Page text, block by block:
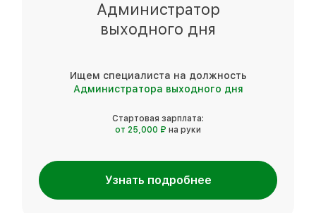
Администратор
выходного дня
Ищем специалиста на должность
Администратора выходного дня
Стартовая зарплата:
от 25,000 ₽ на руки
Узнать подробнее